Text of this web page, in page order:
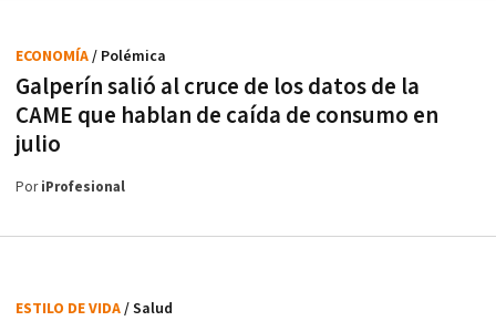
Galperín salió al cruce de los datos de la
CAME que hablan de caída de consumo en
julio
ECONOMÍA/ Polémica
PoriProfesional
ESTILO DE VIDA/ Salud